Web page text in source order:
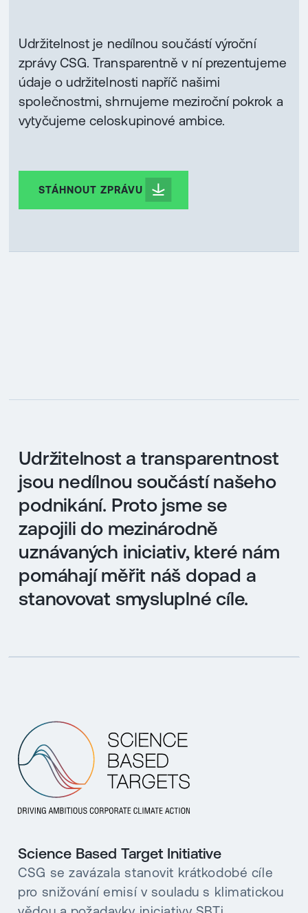
Udržitelnost je nedílnou součástí výroční
zprávy CSG. Transparentně v ní prezentujeme
údaje o udržitelnosti napříč našimi
společnostmi, shrnujeme meziroční pokrok a
vytyčujeme celoskupinové ambice.
STÁHNOUT ZPRÁVU
Udržitelnost a transparentnost
jsou nedílnou součástí našeho
podnikání. Proto jsme se
zapojili do mezinárodně
uznávaných iniciativ, které nám
pomáhají měřit náš dopad a
stanovovat smysluplné cíle.
Science Based Target Initiative
CSG se zavázala stanovit krátkodobé cíle
pro snižování emisí v souladu s klimatickou